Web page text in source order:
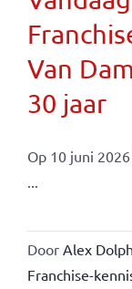
Van
30 jaar
Op 10 juni
Door Alex
Franchise-